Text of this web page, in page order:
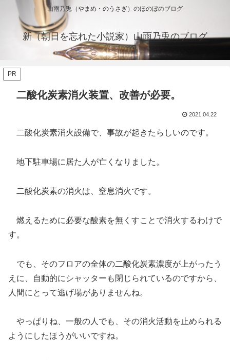
山雨乃兎（やまめ・のうさぎ）のほのぼのブログ
新（朝日を忘れた小説家）山雨乃兎のブログ
PR
二酸化炭素消火装置、改善が必要。
2021.04.22
二酸化炭素消火設備で、事故が起きたらしいのです。
地下駐車場に居た人が亡くなりました。
二酸化炭素の消火は、窒息消火です。
燃えるために必要な酸素を無くすことで消火するわけで
す。
でも、そのフロアの全体の二酸化炭素濃度が上がったう
えに、自動的にシャッターも閉じられているのですから、
人間にとって逃げ場がありませんね。
やっぱりね、一般の人でも、その消火活動を止められる
ようにしたほうがいいですね。